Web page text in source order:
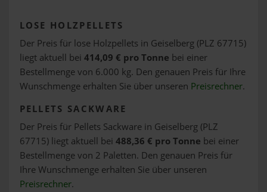
LOSE HOLZPELLETS
Der Preis für lose Holzpellets in Geiselberg (PLZ 67715)
liegt aktuell bei 414,09 € pro Tonne bei einer
Bestellmenge von 6.000 kg. Den genauen Preis für Ihre
Wunschmenge erhalten Sie über unseren Preisrechner.
PELLETS SACKWARE
Der Preis für Pellets Sackware in Geiselberg (PLZ
67715) liegt aktuell bei 488,36 € pro Tonne bei einer
Bestellmenge von 2 Paletten. Den genauen Preis für
Ihre Wunschmenge erhalten Sie über unseren
Preisrechner.